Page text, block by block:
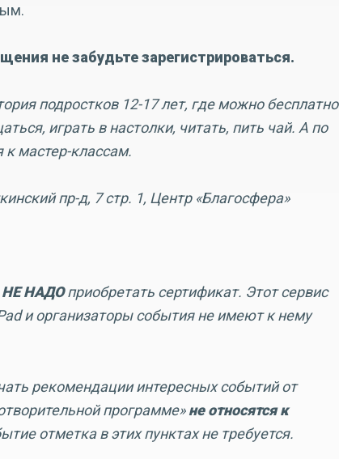
не забудьте зарегистрироваться.
подростков 12-17 лет, где можно бесплатно
играть в настолки, читать, пить чай. А по
мастер-классам.
пр-д, 7 стр. 1, Центр «Благосфера»
НЕ НАДОприобретать сертификат. Этот сервис
и организаторы события не имеют к нему
рекомендации интересных событий от
программе»не относятся к
отметка в этих пунктах не требуется.